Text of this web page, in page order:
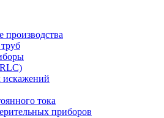
производства
искажений
тока
приборов